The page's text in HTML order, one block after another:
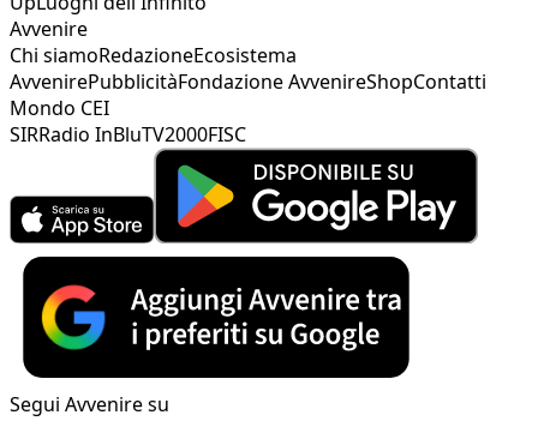
Avvenire
Chi siamoRedazioneEcosistema
AvvenirePubblicitàFondazione AvvenireShopContatti
Mondo CEI
SIRRadio InBluTV2000FISC
Segui Avvenire su